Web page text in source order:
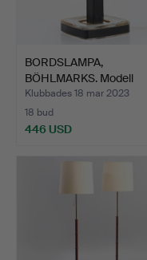
BORDSLAMPA,
BÖHLMARKS. Modell
16773. 1960-…
Klubbades 18 mar 2023
18 bud
446 USD